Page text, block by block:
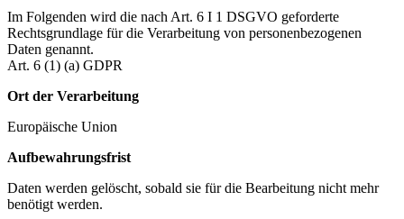
Im Folgenden wird die nach Art. 6 I 1 DSGVO geforderte
Rechtsgrundlage für die Verarbeitung von personenbezogenen
Daten genannt.
Art. 6 (1) (a) GDPR
Ort der Verarbeitung
Europäische Union
Aufbewahrungsfrist
Daten werden gelöscht, sobald sie für die Bearbeitung nicht mehr
benötigt werden.